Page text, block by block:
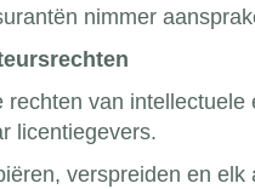
nimmer
rechten van
licentiegevers.
verspreiden en